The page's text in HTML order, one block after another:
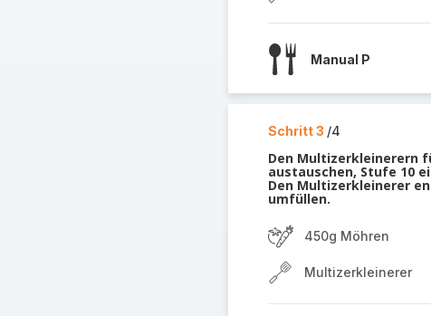
Manual P
Schritt 3 /4
Den Multizerkleinerern
austauschen, Stufe 10
Den Multizerkleinerer
umfüllen.
450g Möhren
Multizerkleinerer